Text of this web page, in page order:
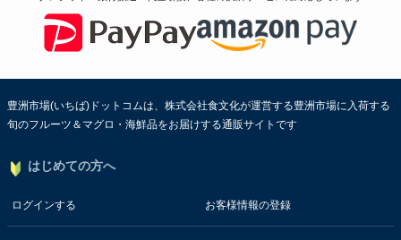
豊洲市場(いちば)ドットコムは、株式会社食文化が運営する豊洲市場に入荷する
旬のフルーツ＆マグロ・海鮮品をお届けする通販サイトです
はじめての方へ
ログインする お客様情報の登録